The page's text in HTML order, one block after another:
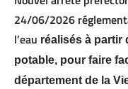
24/06/2026
l’eau réalisés à partir
potable, pour faire
département de la